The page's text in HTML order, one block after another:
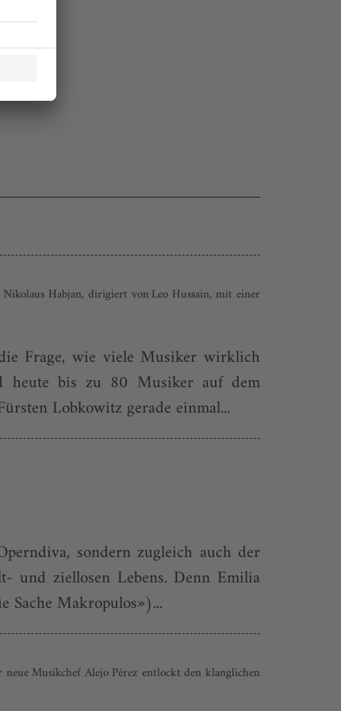
Habjan, dirigiert von Leo Hussain, mit einer
Frage, wie viele Musiker wirklich
heute bis zu 80 Musiker auf dem
Lobkowitz gerade einmal...
sondern zugleich auch der
und ziellosen Lebens. Denn Emilia
Sache Makropulos»)...
Musikchef Alejo Pérez entlockt den klanglichen